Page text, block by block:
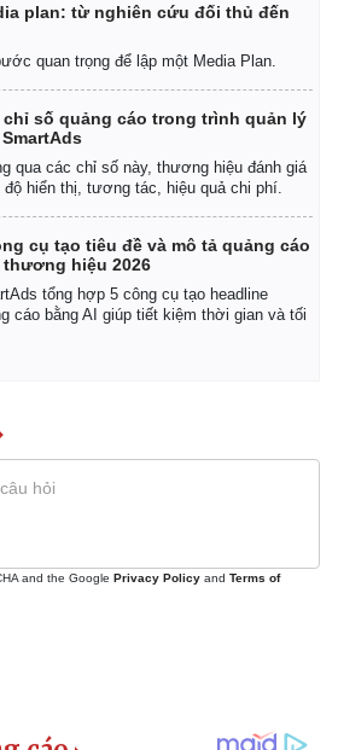
plan: từ nghiên cứu đối thủ đến
quan trọng để lập một Media Plan.
chỉ số quảng cáo trong trình quản lý
qua các chỉ số này, thương hiệu đánh giá
hiển thị, tương tác, hiệu quả chi phí.
cụ tạo tiêu đề và mô tả quảng cáo
hiệu 2026
tổng hợp 5 công cụ tạo headline
cáo bằng AI giúp tiết kiệm thời gian và tối
and the Google Privacy Policy and Terms of